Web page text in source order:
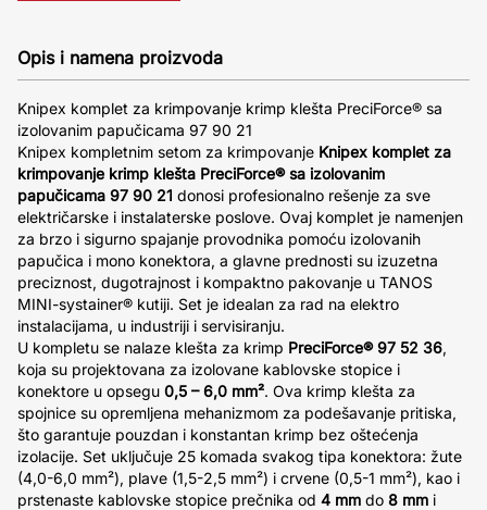
Opis i namena proizvoda
Knipex komplet za krimpovanje krimp klešta PreciForce® sa
izolovanim papučicama 97 90 21
Knipex kompletnim setom za krimpovanje Knipex komplet za
krimpovanje krimp klešta PreciForce® sa izolovanim
papučicama 97 90 21 donosi profesionalno rešenje za sve
električarske i instalaterske poslove. Ovaj komplet je namenjen
za brzo i sigurno spajanje provodnika pomoću izolovanih
papučica i mono konektora, a glavne prednosti su izuzetna
preciznost, dugotrajnost i kompaktno pakovanje u TANOS
MINI-systainer® kutiji. Set je idealan za rad na elektro
instalacijama, u industriji i servisiranju.
U kompletu se nalaze klešta za krimp PreciForce® 97 52 36,
koja su projektovana za izolovane kablovske stopice i
konektore u opsegu 0,5 – 6,0 mm². Ova krimp klešta za
spojnice su opremljena mehanizmom za podešavanje pritiska,
što garantuje pouzdan i konstantan krimp bez oštećenja
izolacije. Set uključuje 25 komada svakog tipa konektora: žute
(4,0-6,0 mm²), plave (1,5-2,5 mm²) i crvene (0,5-1 mm²), kao i
prstenaste kablovske stopice prečnika od 4 mm do 8 mm i